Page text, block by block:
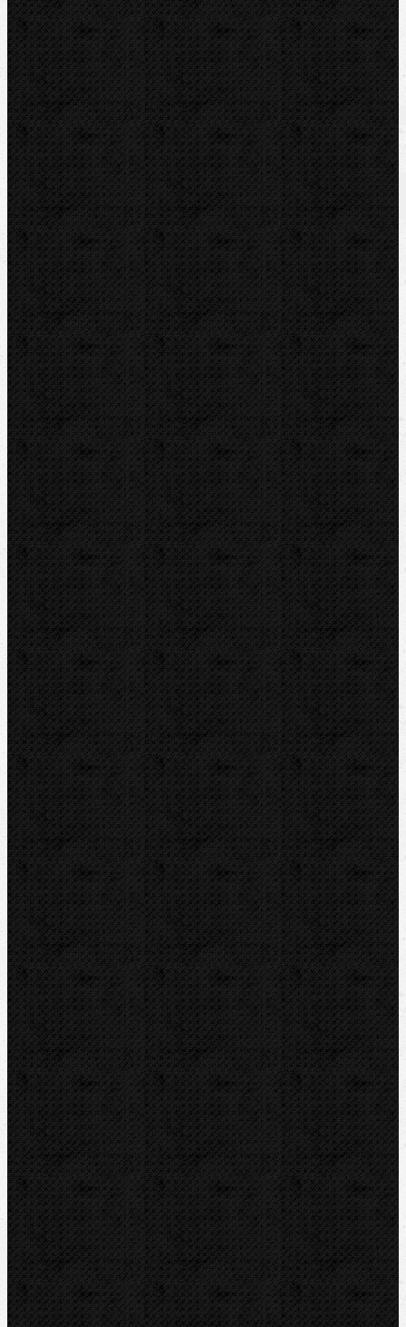
Zaradenie
Montážna výbava / Prípravky, pomôcky,
špeciálky
Hasáky, kliešte, kľúče
Hasáky, kliešte, kľúče / Kľúče
Komentáre
Pridať komentár
Sortiment
Akcia
Bazár
Novinky
Videoinšpekcia
Detektory a tesnenia
Montážna výbava
Skrutkovače
Kufre a brašne
Vodováhy a meradlá
Prípravky, pomôcky, špeciálky
Podpery a vedenia
Zalamovacie, trapézové nože
Zdviháky
Zveráky a pracovné stoly
Horáky a spájkovanie
Zváračky na plasty
Nožnice
Rezáky a kolieska
Odhrotovače, kalibre
Úkosovače